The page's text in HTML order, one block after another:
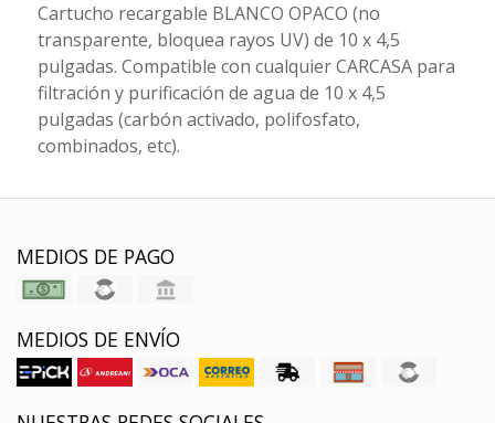
Cartucho recargable BLANCO OPACO (no
transparente, bloquea rayos UV) de 10 x 4,5
pulgadas. Compatible con cualquier CARCASA para
filtración y purificación de agua de 10 x 4,5
pulgadas (carbón activado, polifosfato,
combinados, etc).
MEDIOS DE PAGO
MEDIOS DE ENVÍO